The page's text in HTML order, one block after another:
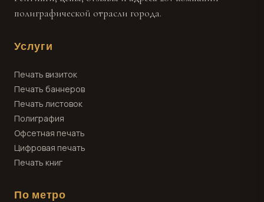
полиграфической отрасли города.
Услуги
Печать визиток
Печать баннеров
Печать листовок
Полиграфия
Офсетная печать
Цифровая печать
Печать книг
По метро